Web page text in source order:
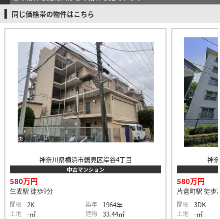
同じ価格帯の物件はこちら
神奈川県横浜市鶴見区岸谷4丁目
中古マンション
580万円
生麦駅 徒歩9分
間取 2K 築年 1964年
土地 -㎡ 建物 33.44㎡
神
580万円
片倉町駅 徒歩
間取 3DK
土地 -㎡